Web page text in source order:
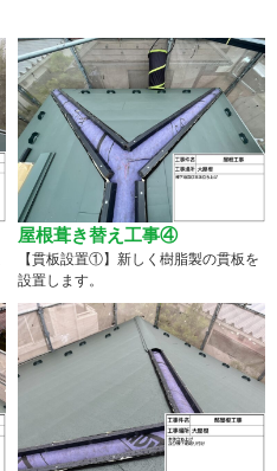
屋根葺き替え工事④
【貫板設置①】新しく樹脂製の貫板を
設置します。